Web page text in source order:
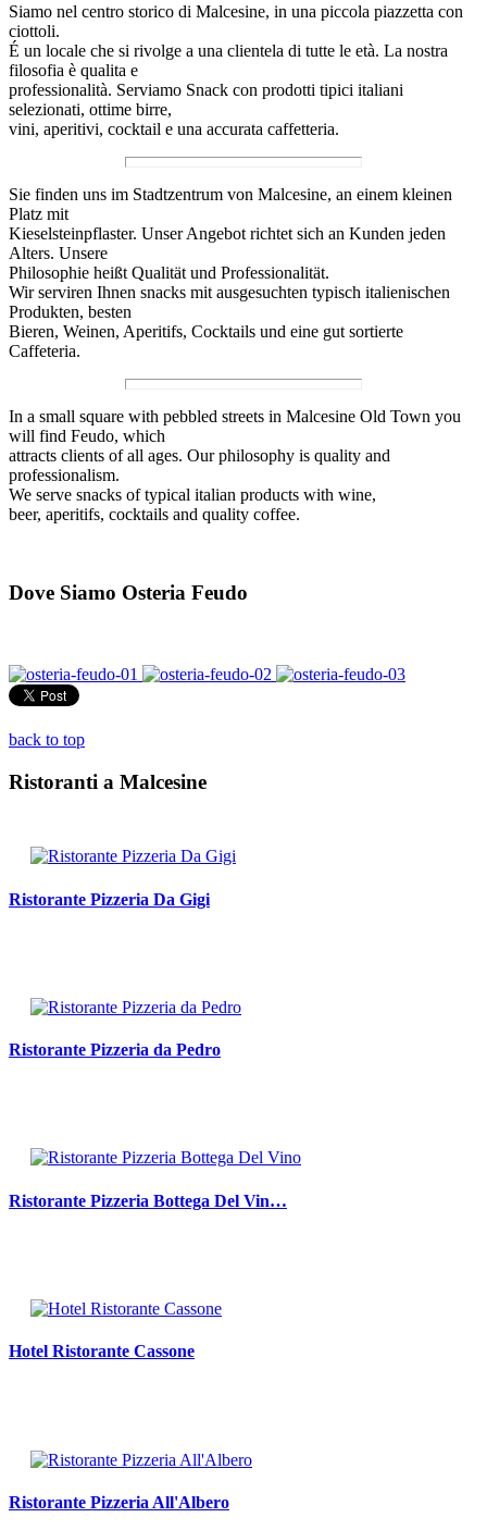
Siamo nel centro storico di Malcesine, in una piccola piazzetta con
ciottoli.
É un locale che si rivolge a una clientela di tutte le età. La nostra
filosofia è qualita e
professionalità. Serviamo Snack con prodotti tipici italiani
selezionati, ottime birre,
vini, aperitivi, cocktail e una accurata caffetteria.
Sie finden uns im Stadtzentrum von Malcesine, an einem kleinen
Platz mit
Kieselsteinpflaster. Unser Angebot richtet sich an Kunden jeden
Alters. Unsere
Philosophie heißt Qualität und Professionalität.
Wir serviren Ihnen snacks mit ausgesuchten typisch italienischen
Produkten, besten
Bieren, Weinen, Aperitifs, Cocktails und eine gut sortierte
Caffeteria.
In a small square with pebbled streets in Malcesine Old Town you
will find Feudo, which
attracts clients of all ages. Our philosophy is quality and
professionalism.
We serve snacks of typical italian products with wine,
beer, aperitifs, cocktails and quality coffee.
Dove Siamo Osteria Feudo
back to top
Ristoranti a Malcesine
Ristorante Pizzeria Da Gigi
Ristorante Pizzeria da Pedro
Ristorante Pizzeria Bottega Del Vin…
Hotel Ristorante Cassone
Ristorante Pizzeria All'Albero